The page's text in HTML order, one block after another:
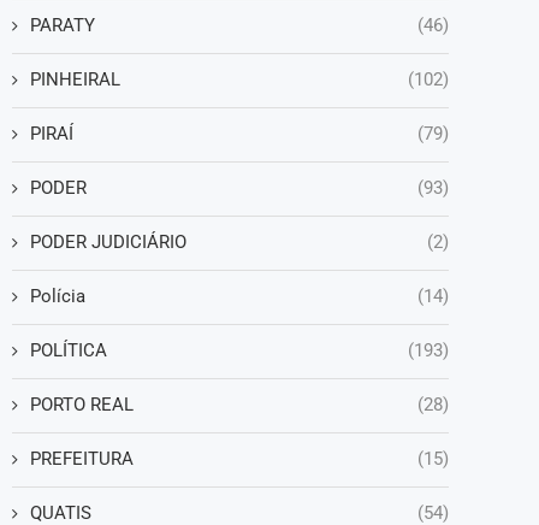
PARATY (46)
PINHEIRAL (102)
PIRAÍ (79)
PODER (93)
PODER JUDICIÁRIO (2)
Polícia (14)
POLÍTICA (193)
PORTO REAL (28)
PREFEITURA (15)
QUATIS (54)